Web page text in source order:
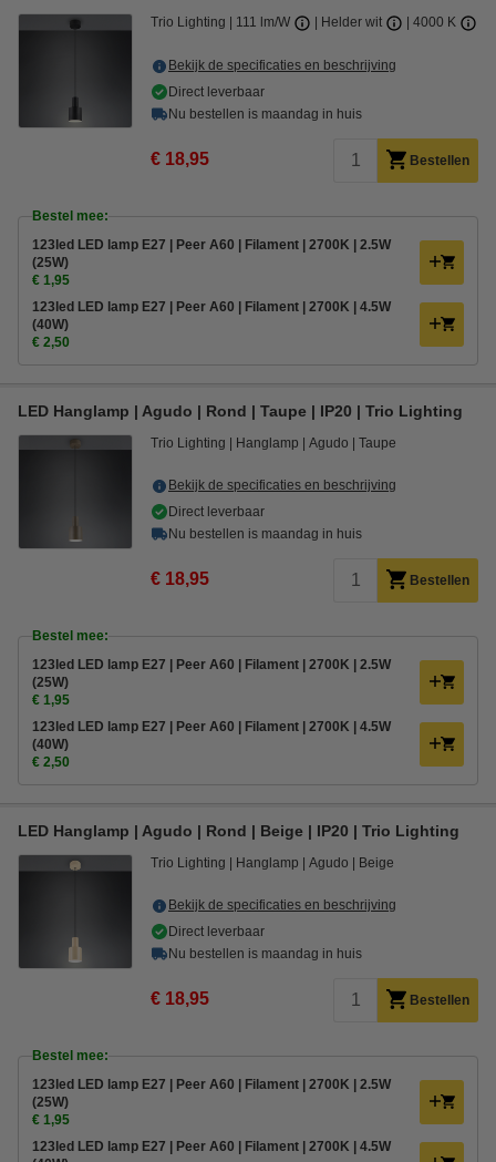
Trio Lighting 111 lm/W Helder wit 4000 K
Bekijk de specificaties en beschrijving
Direct leverbaar
Nu bestellen is maandag in huis
€ 18,95 Bestellen
Bestel mee:
123led LED lamp E27 | Peer A60 | Filament | 2700K | 2.5W
(25W)
€ 1,95
123led LED lamp E27 | Peer A60 | Filament | 2700K | 4.5W
(40W)
€ 2,50
LED Hanglamp | Agudo | Rond | Taupe | IP20 | Trio Lighting
Trio Lighting Hanglamp Agudo Taupe
Bekijk de specificaties en beschrijving
Direct leverbaar
Nu bestellen is maandag in huis
€ 18,95 Bestellen
Bestel mee:
123led LED lamp E27 | Peer A60 | Filament | 2700K | 2.5W
(25W)
€ 1,95
123led LED lamp E27 | Peer A60 | Filament | 2700K | 4.5W
(40W)
€ 2,50
LED Hanglamp | Agudo | Rond | Beige | IP20 | Trio Lighting
Trio Lighting Hanglamp Agudo Beige
Bekijk de specificaties en beschrijving
Direct leverbaar
Nu bestellen is maandag in huis
€ 18,95 Bestellen
Bestel mee:
123led LED lamp E27 | Peer A60 | Filament | 2700K | 2.5W
(25W)
€ 1,95
123led LED lamp E27 | Peer A60 | Filament | 2700K | 4.5W